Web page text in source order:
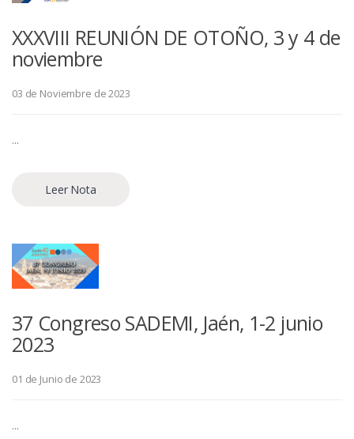
XXXVIII REUNIÓN DE OTOÑO, 3 y 4 de
noviembre
03 de Noviembre de 2023
...
Leer Nota
37 Congreso SADEMI, Jaén, 1-2 junio
2023
01 de Junio de 2023
...